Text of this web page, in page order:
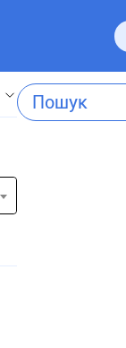
Пошук